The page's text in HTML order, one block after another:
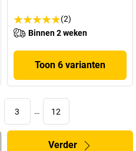
(2)
Binnen 2 weken
Toon 6 varianten
3 … 12
Verder